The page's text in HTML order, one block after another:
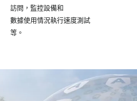
訪問，監控設備和
數據使用情況執行速度測試
等。